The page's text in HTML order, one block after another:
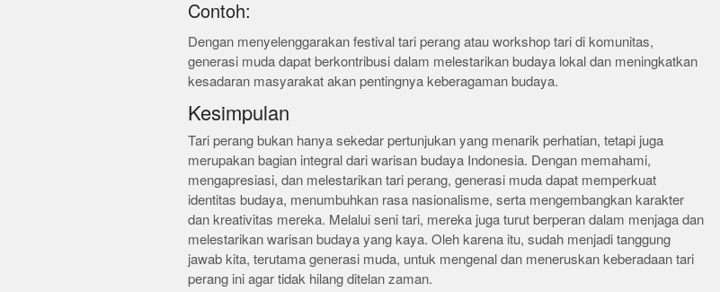
Contoh:
Dengan menyelenggarakan festival tari perang atau workshop tari di komunitas,
generasi muda dapat berkontribusi dalam melestarikan budaya lokal dan meningkatkan
kesadaran masyarakat akan pentingnya keberagaman budaya.
Kesimpulan
Tari perang bukan hanya sekedar pertunjukan yang menarik perhatian, tetapi juga
merupakan bagian integral dari warisan budaya Indonesia. Dengan memahami,
mengapresiasi, dan melestarikan tari perang, generasi muda dapat memperkuat
identitas budaya, menumbuhkan rasa nasionalisme, serta mengembangkan karakter
dan kreativitas mereka. Melalui seni tari, mereka juga turut berperan dalam menjaga dan
melestarikan warisan budaya yang kaya. Oleh karena itu, sudah menjadi tanggung
jawab kita, terutama generasi muda, untuk mengenal dan meneruskan keberadaan tari
perang ini agar tidak hilang ditelan zaman.